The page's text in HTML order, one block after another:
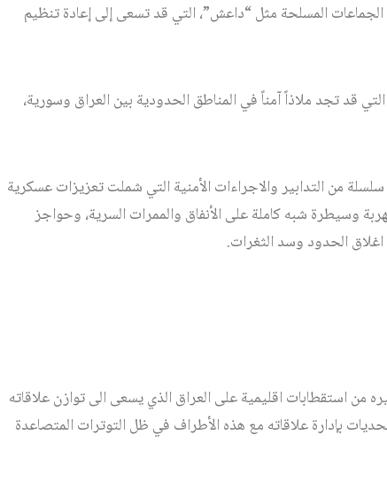
المسلحة مثل “داعش”، التي قد تسعى إلى إعادة تنظيم
قد تجد ملاذاً آمناً في المناطق الحدودية بين العراق وسورية،
من التدابير والاجراءات الأمنية التي شملت تعزيزات عسكرية
وسيطرة شبه كاملة على الأنفاق والممرات السرية، وحواجز
اغلاق الحدود وسد الثغرات.
من استقطابات اقليمية على العراق الذي يسعى الى توازن علاقاته
بإدارة علاقاته مع هذه الأطراف في ظل التوترات المتصاعدة